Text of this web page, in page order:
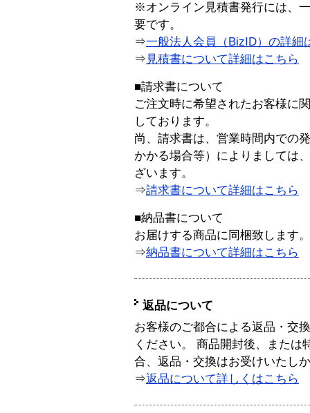
※オンライン見積書発行には、
要です。
⇒一般法人会員（BizID）の詳細
⇒ 見積書について詳細はこちら
■請求書について
ご注文時に希望されたお客様に
しております。
尚、請求書は、営業時間内での
かかる場合等）によりましては
ざいます。
⇒請求書について詳細はこちら
■納品書について
お届けする商品に同梱致します。
⇒納品書について詳細はこちら
返品について
お客様のご都合による返品・交
ください。 商品開封後、または
合、返品・交換はお受けいたし
⇒返品について詳しくはこちら